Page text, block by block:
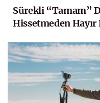
Sürekli “Tamam”
Hissetmeden